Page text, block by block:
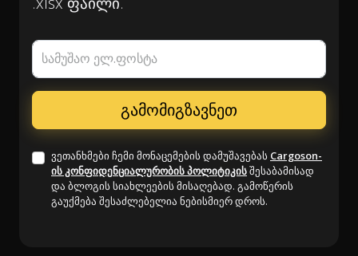
სამუშაო ელ.ფოსტა
ვეთანხმები ჩემი მონაცემების დამუშავებას Cargoson-
ის კონფიდენციალურობის პოლიტიკისშესაბამისად
და ბლოგის სიახლეების მისაღებად. გამოწერის
გაუქმება შესაძლებელია ნებისმიერ დროს.